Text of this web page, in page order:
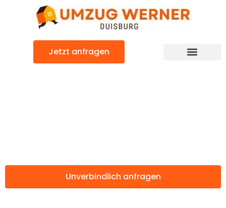
Jetzt anfragen
Unverbindlich anfragen